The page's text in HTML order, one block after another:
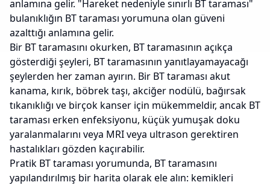
anlamına gelir. "Hareket nedeniyle sınırlı BT taraması"
bulanıklığın BT taraması yorumuna olan güveni
azalttığı anlamına gelir.
Bir BT taramasını okurken, BT taramasının açıkça
gösterdiği şeyleri, BT taramasının yanıtlayamayacağı
şeylerden her zaman ayırın. Bir BT taraması akut
kanama, kırık, böbrek taşı, akciğer nodülü, bağırsak
tıkanıklığı ve birçok kanser için mükemmeldir, ancak BT
taraması erken enfeksiyonu, küçük yumuşak doku
yaralanmalarını veya MRI veya ultrason gerektiren
hastalıkları gözden kaçırabilir.
Pratik BT taraması yorumunda, BT taramasını
yapılandırılmış bir harita olarak ele alın: kemikleri